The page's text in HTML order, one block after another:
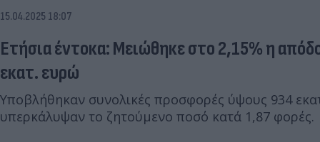
15.04.2025 18:07
Ετήσια έντοκα: Μειώθηκε στο 2,15% η
εκατ. ευρώ
Υποβλήθηκαν συνολικές προσφορές ύψους 934
υπερκάλυψαν το ζητούμενο ποσό κατά 1,87 φορές.